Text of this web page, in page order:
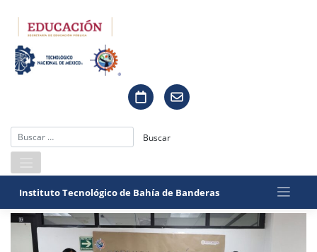
contenido
Instituto Tecnológico de Bahía de Banderas